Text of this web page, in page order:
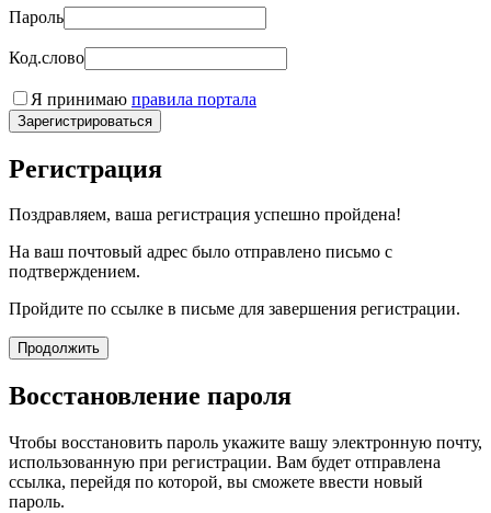
Пароль
Код.слово
Я принимаю правила портала
Зарегистрироваться
Регистрация
Поздравляем, ваша регистрация успешно пройдена!
На ваш почтовый адрес было отправлено письмо с
подтверждением.
Пройдите по ссылке в письме для завершения регистрации.
Продолжить
Восстановление пароля
Чтобы восстановить пароль укажите вашу электронную почту,
использованную при регистрации. Вам будет отправлена
ссылка, перейдя по которой, вы сможете ввести новый
пароль.